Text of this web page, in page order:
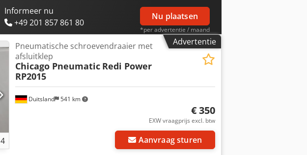
Informeer nu
+49 201 857 861 80
Nu plaatsen
*per advertentie / maand
Advertentie
4
Duitsland 541 km
Pneumatische schroevendraaier met
afsluitklep
Chicago Pneumatic Redi Power
RP2015
€ 350
EXW vraagprijs excl. btw
Aanvraag sturen